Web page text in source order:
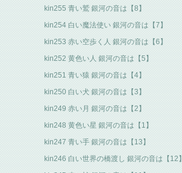
kin255 青い鷲 銀河の音は【8】
kin254 白い魔法使い 銀河の音は【7】
kin253 赤い空歩く人 銀河の音は【6】
kin252 黄色い人 銀河の音は【5】
kin251 青い猿 銀河の音は【4】
kin250 白い犬 銀河の音は【3】
kin249 赤い月 銀河の音は【2】
kin248 黄色い星 銀河の音は【1】
kin247 青い手 銀河の音は【13】
kin246 白い世界の橋渡し 銀河の音は【12】